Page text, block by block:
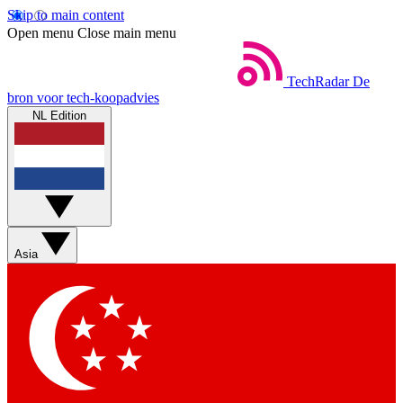
Skip to main content
Open menu Close main menu
TechRadar De
bron voor tech-koopadvies
NL Edition
Asia